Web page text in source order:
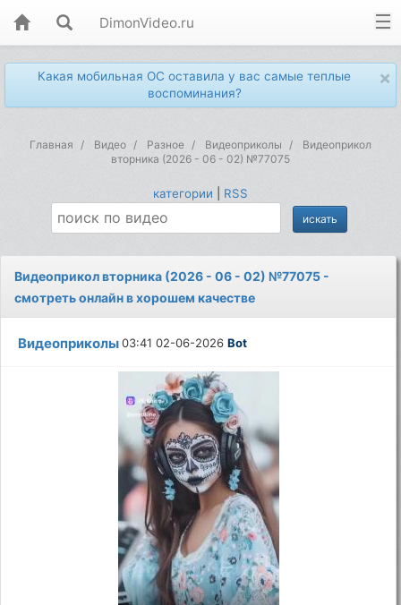
DimonVideo.ru
×
Какая мобильная ОС оставила у вас самые теплые
воспоминания?
Главная Видео Разное Видеоприколы
Видеоприкол
вторника (2026 - 06 - 02) №77075
категории RSS
Видеоприкол вторника (2026 - 06 - 02) №77075 -
смотреть онлайн в хорошем качестве
Видеоприколы03:41 02-06-2026Bot